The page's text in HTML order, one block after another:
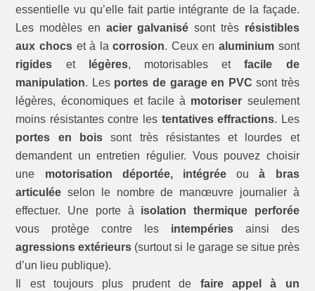
essentielle vu qu’elle fait partie intégrante de la façade.
Les modèles en acier galvanisé sont très résistibles
aux chocset à lacorrosion. Ceux enaluminium sont
rigides et légères, motorisables etfacile de
manipulation. Les portes de garage en PVC sont très
légères, économiques et facile à motoriser seulement
moins résistantes contre les tentatives effractions. Les
portes en boissont très résistantes et lourdes et
demandent un entretien régulier. Vous pouvez choisir
une motorisation déportée, intégrée ouà bras
articulée selon le nombre de manœuvre journalier à
effectuer. Une porte à isolation thermique perforée
vous protège contre les intempériesainsi des
agressions extérieurs (surtout si le garage se situe près
d’un lieu publique).
Il est toujours plus prudent de faire appel à un